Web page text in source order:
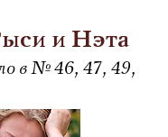
и Нэта
в № 46, 47, 49,